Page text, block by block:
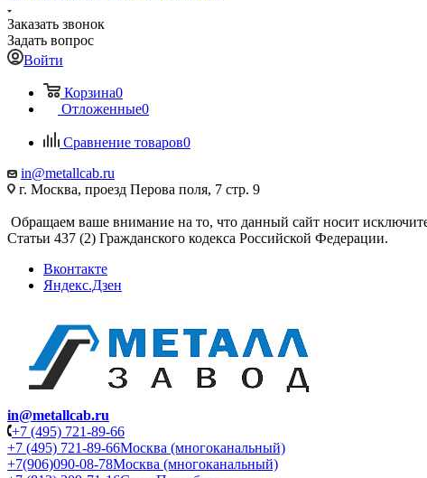
Заказать звонок
Задать вопрос
Войти
Корзина0
Отложенные0
Сравнение товаров0
in@metallcab.ru
г. Москва, проезд Перова поля, 7 стр. 9
Обращаем ваше внимание на то, что данный сайт носит
Статьи 437 (2) Гражданского кодекса Российской Федерации.
Вконтакте
Яндекс.Дзен
in@metallcab.ru
+7 (495) 721-89-66
+7 (495) 721-89-66Москва (многоканальный)
+7(906)090-08-78Москва (многоканальный)